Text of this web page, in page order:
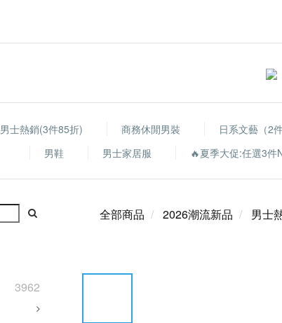
男士熱銷(3件85折) 商務休閒男裝 日系文藝（2
男鞋
男士家居服 🔥夏季大促:任選3件
3962
全部商品 2026潮流新品 男士